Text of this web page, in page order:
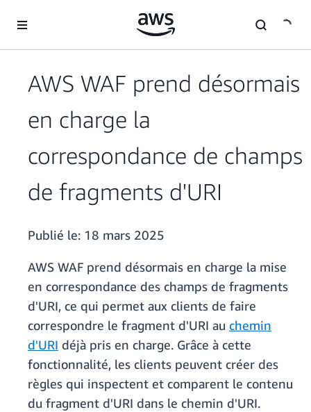
AWS WAF prend désormais
en charge la
correspondance de champs
de fragments d'URI
Publié le: 18 mars 2025
AWS WAF prend désormais en charge la mise
en correspondance des champs de fragments
d'URI, ce qui permet aux clients de faire
correspondre le fragment d'URI au chemin
d'URI déjà pris en charge. Grâce à cette
fonctionnalité, les clients peuvent créer des
règles qui inspectent et comparent le contenu
du fragment d'URI dans le chemin d'URI.